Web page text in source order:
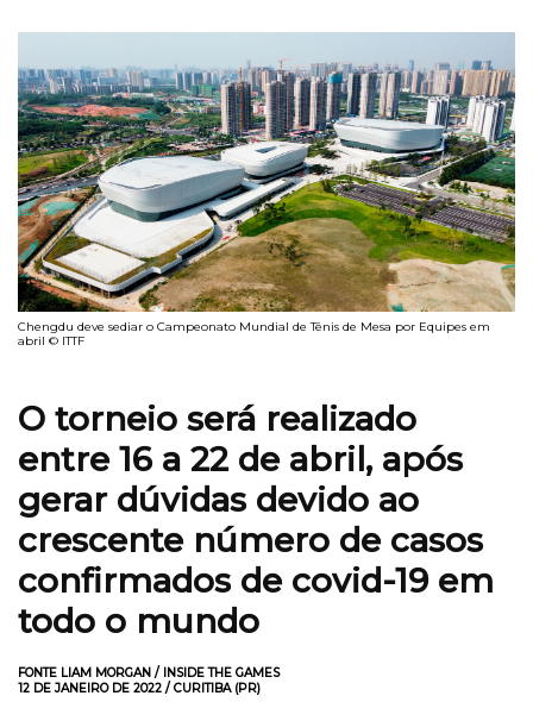
Chengdu deve sediar o Campeonato Mundial de Tênis de Mesa por Equipes em
abril © ITTF
O torneio será realizado
entre 16 a 22 de abril, após
gerar dúvidas devido ao
crescente número de casos
confirmados de covid-19 em
todo o mundo
FONTE LIAM MORGAN / INSIDE THE GAMES
12 DE JANEIRO DE 2022 / CURITIBA (PR)